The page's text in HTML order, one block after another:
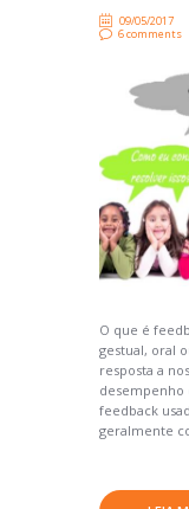
09/05/2017
6 comments
O que é
gestual, oral
resposta a
desempenho
feedback
geralmente